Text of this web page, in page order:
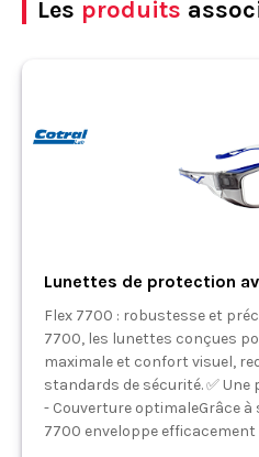
Les produits
Lunettes de protection
Flex 7700 : robustesse et
7700, les lunettes conçues
maximale et confort visuel,
standards de sécurité. ✅
- Couverture optimaleGrâce à
7700 enveloppe efficacement